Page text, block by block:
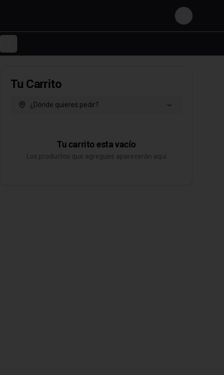
Login
Tu Carrito
¿Dónde quieres pedir?
Tu carrito esta vacío
Los productos que agregues aparecerán aquí